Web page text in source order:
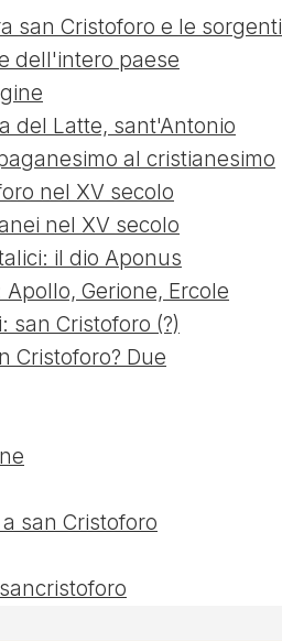
san Cristoforo e le sorgenti
dell'intero paese
del Latte, sant'Antonio
al cristianesimo
nel XV secolo
nel XV secolo
il dio Aponus
Gerione, Ercole
san Cristoforo (?)
Cristoforo? Due
san Cristoforo